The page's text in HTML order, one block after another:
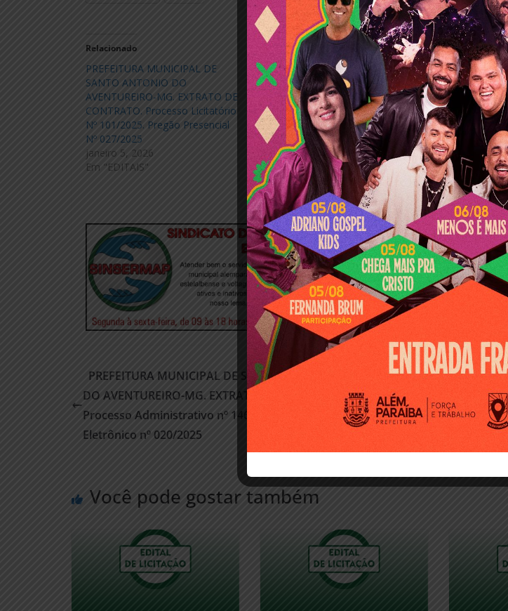
Relacionado
PREFEITURA MUNICIPAL DE
SANTO ANTONIO DO
AVENTUREIRO-MG. EXTRATO DE
CONTRATO. Processo Licitatório
Nº 101/2025. Pregão Presencial
Nº 027/2025
janeiro 5, 2026
Em "EDITAIS"
PREFEITURA MUNICIPAL DE
SANTO ANTONIO DO
AVENTUREIRO/MG. AVISO DE
HOMOLOGAÇÃO. Processo
Licitatório nº 123/2022, na
modalidade Pregão Presencial nº
040/2022.
janeiro 11, 2023
Em "EDITAIS"
PREFEITURA
SANTO
AVENTUREIRO/
HOMOLOGAÇÃO.
Licitatório nº 118/
modalidade
031/2023. Tipo:
Item.
janeiro 2, 2024
Em "EDITAIS"
PREFEITURA MUNICIPAL DE SANTO ANTONIO
DO AVENTUREIRO-MG. EXTRATO DE CONTRATO.
Processo Administrativo nº 146/2025, Pregão
Eletrônico nº 020/2025
PREFEITURA MUNICIPAL
DO
HOMOLOGAÇÃO.
097/2025, na modalidade
Você pode gostar também